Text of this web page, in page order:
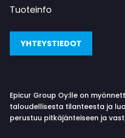
Tuoteinfo
YHTEYSTIEDOT
Epicur Group Oy:lle on
taloudellisesta tilanteesta ja
perustuu pitkäjänteiseen ja